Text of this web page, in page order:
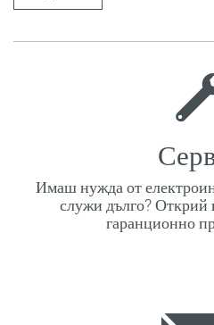
Имаш нужда от
служи дълго?
гаранционно